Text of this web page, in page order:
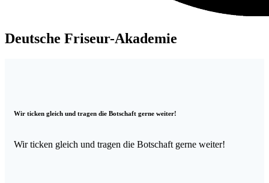
Deutsche Friseur-Akademie
Wir ticken gleich und tragen die Botschaft gerne weiter!
Wir ticken gleich und tragen die Botschaft gerne weiter!